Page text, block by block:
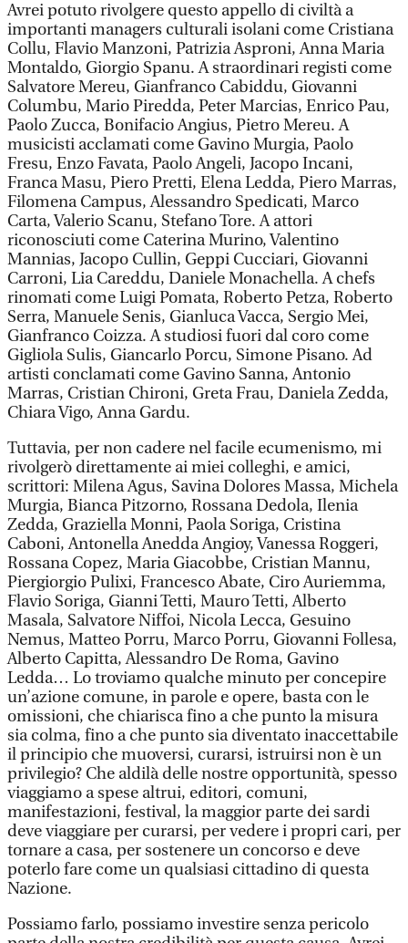
Avrei potuto rivolgere questo appello di civiltà a
importanti managers culturali isolani come Cristiana
Collu, Flavio Manzoni, Patrizia Asproni, Anna Maria
Montaldo, Giorgio Spanu. A straordinari registi come
Salvatore Mereu, Gianfranco Cabiddu, Giovanni
Columbu, Mario Piredda, Peter Marcias, Enrico Pau,
Paolo Zucca, Bonifacio Angius, Pietro Mereu. A
musicisti acclamati come Gavino Murgia, Paolo
Fresu, Enzo Favata, Paolo Angeli, Jacopo Incani,
Franca Masu, Piero Pretti, Elena Ledda, Piero Marras,
Filomena Campus, Alessandro Spedicati, Marco
Carta, Valerio Scanu, Stefano Tore. A attori
riconosciuti come Caterina Murino, Valentino
Mannias, Jacopo Cullin, Geppi Cucciari, Giovanni
Carroni, Lia Careddu, Daniele Monachella. A chefs
rinomati come Luigi Pomata, Roberto Petza, Roberto
Serra, Manuele Senis, Gianluca Vacca, Sergio Mei,
Gianfranco Coizza. A studiosi fuori dal coro come
Gigliola Sulis, Giancarlo Porcu, Simone Pisano. Ad
artisti conclamati come Gavino Sanna, Antonio
Marras, Cristian Chironi, Greta Frau, Daniela Zedda,
Chiara Vigo, Anna Gardu.
Tuttavia, per non cadere nel facile ecumenismo, mi
rivolgerò direttamente ai miei colleghi, e amici,
scrittori: Milena Agus, Savina Dolores Massa, Michela
Murgia, Bianca Pitzorno, Rossana Dedola, Ilenia
Zedda, Graziella Monni, Paola Soriga, Cristina
Caboni, Antonella Anedda Angioy, Vanessa Roggeri,
Rossana Copez, Maria Giacobbe, Cristian Mannu,
Piergiorgio Pulixi, Francesco Abate, Ciro Auriemma,
Flavio Soriga, Gianni Tetti, Mauro Tetti, Alberto
Masala, Salvatore Niffoi, Nicola Lecca, Gesuino
Nemus, Matteo Porru, Marco Porru, Giovanni Follesa,
Alberto Capitta, Alessandro De Roma, Gavino
Ledda… Lo troviamo qualche minuto per concepire
un’azione comune, in parole e opere, basta con le
omissioni, che chiarisca fino a che punto la misura
sia colma, fino a che punto sia diventato inaccettabile
il principio che muoversi, curarsi, istruirsi non è un
privilegio? Che aldilà delle nostre opportunità, spesso
viaggiamo a spese altrui, editori, comuni,
manifestazioni, festival, la maggior parte dei sardi
deve viaggiare per curarsi, per vedere i propri cari, per
tornare a casa, per sostenere un concorso e deve
poterlo fare come un qualsiasi cittadino di questa
Nazione.
Possiamo farlo, possiamo investire senza pericolo